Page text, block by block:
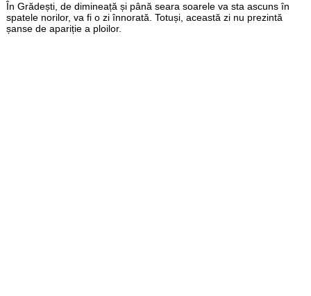
În Grădești, de dimineață și până seara soarele va sta ascuns în
spatele norilor, va fi o zi înnorată. Totuși, această zi nu prezintă
șanse de apariție a ploilor.